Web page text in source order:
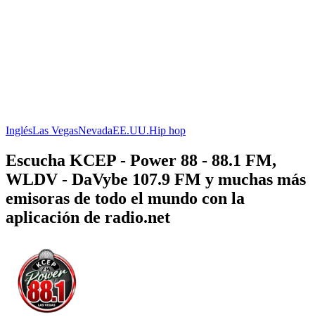
InglésLas VegasNevadaEE.UU.Hip hop
Escucha KCEP - Power 88 - 88.1 FM,
WLDV - DaVybe 107.9 FM y muchas más
emisoras de todo el mundo con la
aplicación de radio.net